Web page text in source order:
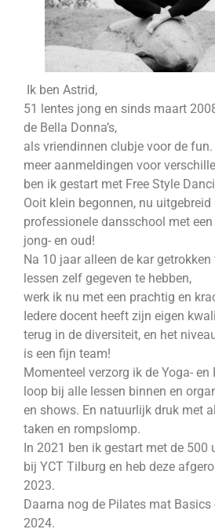
Ik ben Astrid,
51 lentes jong en sinds maart
de Bella Donna’s,
als vriendinnen clubje voor de
meer aanmeldingen voor
ben ik gestart met Free Style
Ooit klein begonnen, nu uitgebreid
professionele dansschool met
jong- en oud!
Na 10 jaar alleen de kar getrokken
lessen zelf gegeven te hebben,
werk ik nu met een prachtig en
Iedere docent heeft zijn eigen
terug in de diversiteit, en het
is een fijn team!
Momenteel verzorg ik de Yoga- en
loop bij alle lessen binnen en
en shows. En natuurlijk druk met
taken en rompslomp.
In 2021 ben ik gestart met de 500
bij YCT Tilburg en heb deze
2023.
Daarna nog de Pilates mat
2024.